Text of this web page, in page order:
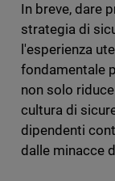
In breve, dare
strategia di
l'esperienza
fondamentale
non solo
cultura di
dipendenti
dalle minacce